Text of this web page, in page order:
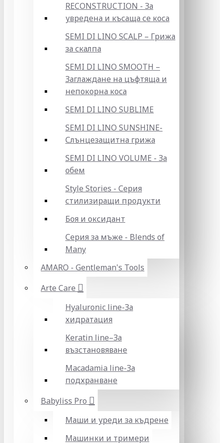
RECONSTRUCTION - За
увредена и късаща се коса
SEMI DI LINO SCALP – Грижа
за скалпа
SEMI DI LINO SMOOTH –
Заглаждане на цъфтяща и
непокорна коса
SEMI DI LINO SUBLIME
SEMI DI LINO SUNSHINE-
Слънцезащитна грижа
SEMI DI LINO VOLUME - За
обем
Style Stories - Серия
стилизиращи продукти
Боя и оксидант
Серия за мъже - Blends of
Many
AMARO - Gentleman's Tools
Arte Care
Hyaluronic line-За
хидратация
Keratin line–За
възстановяване
Macadamia line-За
подхранване
Babyliss Pro
Маши и уреди за къдрене
Машинки и тримери